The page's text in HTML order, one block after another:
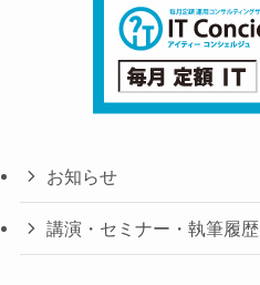
お知らせ
講演・セミナー・執筆履歴